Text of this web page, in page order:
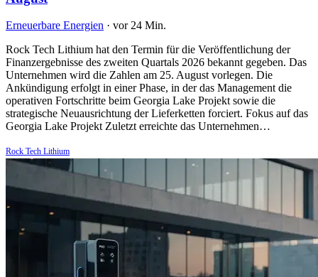
Erneuerbare Energien · vor 24 Min.
Rock Tech Lithium hat den Termin für die Veröffentlichung der
Finanzergebnisse des zweiten Quartals 2026 bekannt gegeben. Das
Unternehmen wird die Zahlen am 25. August vorlegen. Die
Ankündigung erfolgt in einer Phase, in der das Management die
operativen Fortschritte beim Georgia Lake Projekt sowie die
strategische Neuausrichtung der Lieferketten forciert. Fokus auf das
Georgia Lake Projekt Zuletzt erreichte das Unternehmen…
Rock Tech Lithium